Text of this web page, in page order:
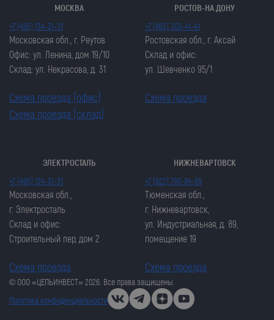
МОСКВА
+7 (495) 134-31-31
Московская обл., г. Реутов
Офис: ул. Ленина, дом 19/10
Склад: ул. Некрасова, д. 31
Схема проезда (офис)
Схема проезда (склад)
РОСТОВ-НА ДОНУ
+7 (863) 303-41-41
Ростовская обл., г. Аксай
Склад и офис:
ул. Шевченко 95/1
Схема проезда
ЭЛЕКТРОСТАЛЬ
+7 (495) 134-31-31
Московская обл.,
г. Электросталь
Склад и офис:
Строительный пер, дом 2
Схема проезда
НИЖНЕВАРТОВСК
+7 (922) 790-94-99
Тюменская обл.,
г. Нижневартовск,
ул. Индустриальная, д. 89,
помещение 19
Схема проезда
© ООО «ЦЕПЬИНВЕСТ» 2026. Все права защищены.
Политика конфиденциальности
Закрыть попап
ЗАКАЗАТЬ ЦЕПЬ
Закрыть попап
ОСТАВИТЬ ЗАЯВКУ
Закрыть попап
ОСТАВИТЬ ЗАЯВКУ
Закрыть попап
ЗАКАЗАТЬ ЦЕПЬ